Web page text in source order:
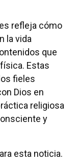
refleja cómo
la vida
que
Estas
fieles
Dios en
religiosa
y
esta noticia.